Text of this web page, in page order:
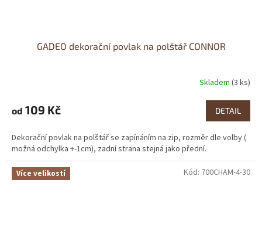
GADEO dekorační povlak na polštář CONNOR
Skladem (3 ks)
od 109 Kč DETAIL
Dekorační povlak na polštář se zapínáním na zip, rozměr dle volby (
možná odchylka +-1cm), zadní strana stejná jako přední.
Více velikostí Kód: 700CHAM-4-30